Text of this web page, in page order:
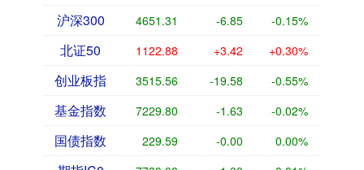
沪深300 4651.31 -6.85 -0.15%
北证50 1122.88 +3.42 +0.30%
创业板指 3515.56 -19.58 -0.55%
基金指数 7229.80 -1.63 -0.02%
国债指数 229.59 -0.00 0.00%